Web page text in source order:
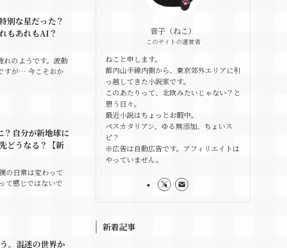
別な星だった？
もあれもAI？
れのようです。波動
すが… 今こそおか
？自分が新地球に
どうなる？【新
の日常は変わって
て感じではないで
。混迷の世界か
音子（ねこ）
このサイトの運営者
ねこと申します。
都内山手線内側から、東京郊外エリアに引
っ越してきた小説家です。
このあたりって、北欧みたいじゃない？と
思う日々。
最近小説はちょっとお暇中。
ペスカタリアン、ゆる無添加、ちょいス
ピ？
※広告は自動広告です。アフィリエイトは
やっていません。
新着記事